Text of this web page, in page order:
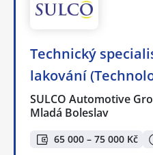
Technický
lakování
SULCO Automotive
Mladá Boleslav
65 000 – 75 000 Kč